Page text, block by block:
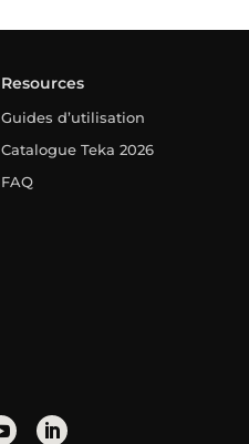
Resources
Guides d’utilisation
Catalogue Teka 2026
FAQ